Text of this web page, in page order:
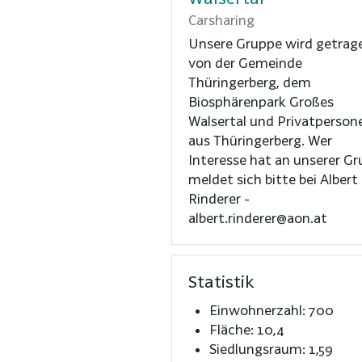
Carsharing
Unsere Gruppe wird
von der Gemeinde
Thüringerberg, dem
Biosphärenpark Großes
Walsertal und
aus Thüringerberg. Wer
Interesse hat an unserer
meldet sich bitte bei Albert
Rinderer -
albert.rinderer@aon.at
Statistik
Einwohnerzahl: 700
Fläche: 10,4
Siedlungsraum: 1,59